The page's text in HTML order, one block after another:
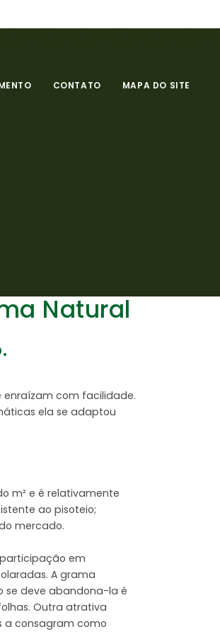
CONTATO MAPA DO SITE
Natural
enraízam com facilidade.
ela se adaptou
m² e é relativamente
ao pisoteio;
mercado.
em
A grama
se deve abandona-la é
Outra atrativa
a consagram como